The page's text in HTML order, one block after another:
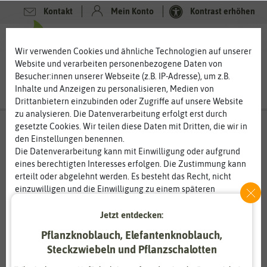
Kontakt Mein Konto Kontrast erhöhen
Wir verwenden Cookies und ähnliche Technologien auf unserer
Website und verarbeiten personenbezogene Daten von
Besucher:innen unserer Webseite (z.B. IP-Adresse), um z.B.
Inhalte und Anzeigen zu personalisieren, Medien von
Drittanbietern einzubinden oder Zugriffe auf unsere Website
zu analysieren. Die Datenverarbeitung erfolgt erst durch
gesetzte Cookies. Wir teilen diese Daten mit Dritten, die wir in
den Einstellungen benennen.
Die Datenverarbeitung kann mit Einwilligung oder aufgrund
eines berechtigten Interesses erfolgen. Die Zustimmung kann
erteilt oder abgelehnt werden. Es besteht das Recht, nicht
einzuwilligen und die Einwilligung zu einem späteren
Informationen zur Verwendung personenbezogener Daten und
Essenziell Statistik
Jetzt entdecken:
Pflanzknoblauch, Elefantenknoblauch,
Steckzwiebeln und Pflanzschalotten